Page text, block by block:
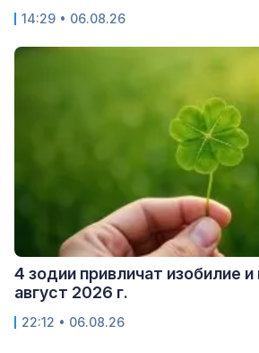
14:29 • 06.08.26
4 зодии привличат изобилие
август 2026 г.
22:12 • 06.08.26